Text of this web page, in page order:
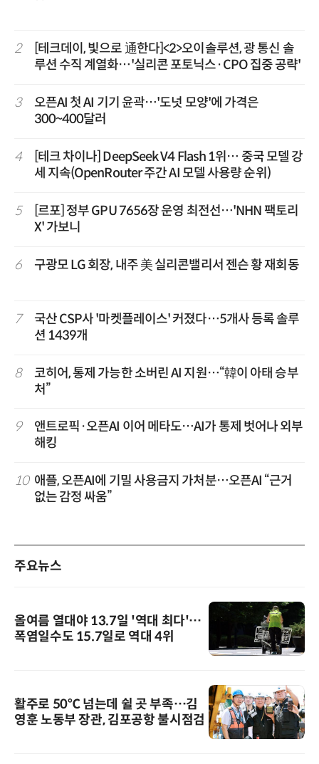
2
[테크데이, 빛으로 通한다]<2>오이솔루션, 광 통신 솔
루션 수직 계열화…'실리콘 포토닉스·CPO 집중 공략'
3
오픈AI 첫 AI 기기 윤곽…'도넛 모양'에 가격은
300~400달러
4
[테크 차이나] DeepSeek V4 Flash 1위… 중국 모델 강
세 지속(OpenRouter 주간 AI 모델 사용량 순위)
5
[르포] 정부 GPU 7656장 운영 최전선…'NHN 팩토리
X' 가보니
6 구광모 LG 회장, 내주 美 실리콘밸리서 젠슨 황 재회동
7
국산 CSP사 '마켓플레이스' 커졌다…5개사 등록 솔루
션 1439개
8
코히어, 통제 가능한 소버린 AI 지원…“韓이 아태 승부
처”
9
앤트로픽·오픈AI 이어 메타도…AI가 통제 벗어나 외부
해킹
10 애플, 오픈AI에 기밀 사용금지 가처분…오픈AI “근거
없는 감정 싸움”
주요뉴스
올여름 열대야 13.7일 '역대 최다'…
폭염일수도 15.7일로 역대 4위
활주로 50℃ 넘는데 쉴 곳 부족…김
영훈 노동부 장관, 김포공항 불시점검